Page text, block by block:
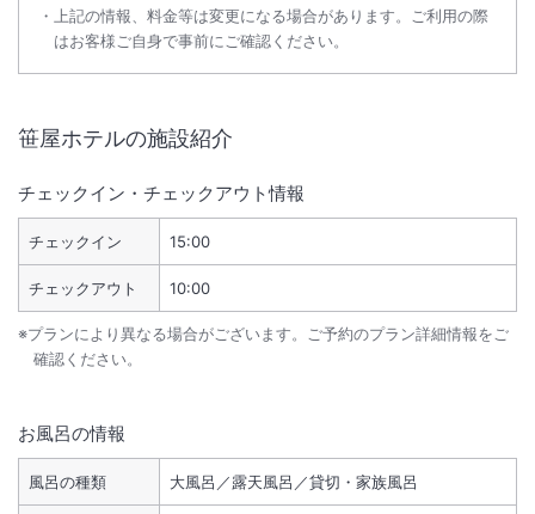
上記の情報、料金等は変更になる場合があります。ご利用の際
はお客様ご自身で事前にご確認ください。
笹屋ホテルの施設紹介
チェックイン・チェックアウト情報
チェックイン 15:00
チェックアウト 10:00
※プランにより異なる場合がございます。ご予約のプラン詳細情報をご
確認ください。
お風呂の情報
風呂の種類 大風呂／露天風呂／貸切・家族風呂